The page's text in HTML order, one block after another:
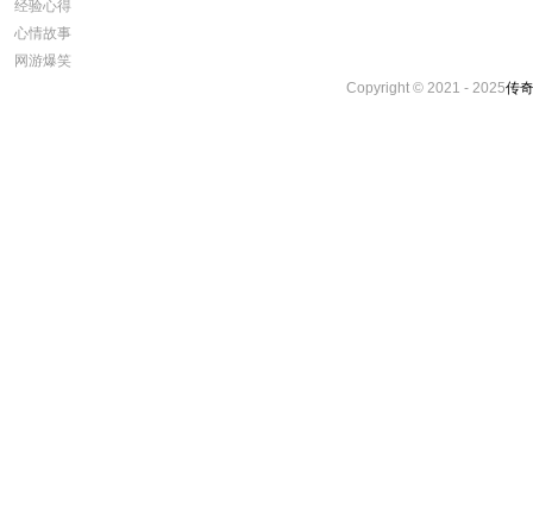
经验心得
心情故事
网游爆笑
Copyright © 2021 - 2025传